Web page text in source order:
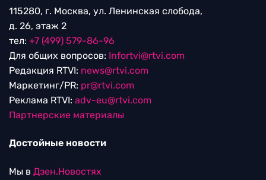
115280, г. Москва, ул. Ленинская слобода,
д. 26, этаж 2
тел: +7 (499) 579-86-96
Для общих вопросов: Infortvi@rtvi.com
Редакция RTVI: news@rtvi.com
Маркетинг/PR: pr@rtvi.com
Реклама RTVI: adv-eu@rtvi.com
Партнерские материалы
Достойные новости
Мы в Дзен.Новостях